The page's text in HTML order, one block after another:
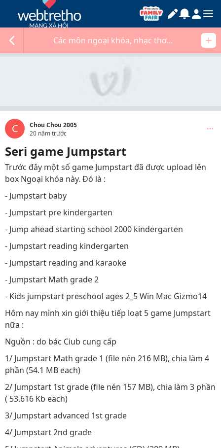
Các môn ngoại khóa, nhạc thơ...
C
Chou Chou 2005
20 năm trước
Seri game Jumpstart
Trước đây một số game Jumpstart đã được upload lên
box Ngoại khóa này. Đó là :
- Jumpstart baby
- Jumpstart pre kindergarten
- Jump ahead starting school 2000 kindergarten
- Jumpstart reading kindergarten
- Jumpstart reading and karaoke
- Jumpstart Math grade 2
- Kids jumpstart preschool ages 2_5 Win Mac Gizmo14
Hôm nay mình xin giới thiệu tiếp loạt 5 game Jumpstart
nữa :
Nguồn : do bác Ciub cung cấp
1/ Jumpstart Math grade 1 (file nén 216 MB), chia làm 4
phần (54.1 MB each)
2/ Jumpstart 1st grade (file nén 157 MB), chia làm 3 phần
( 53.616 Kb each)
3/ Jumpstart advanced 1st grade
4/ Jumpstart 2nd grade